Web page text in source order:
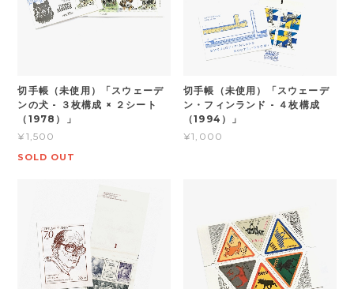
切手帳（未使用）「スウェーデ
ンの犬 - ３枚構成 × ２シート
（1978）」
¥1,500
SOLD OUT
切手帳（未使用）「スウェーデ
ン・フィンランド - ４枚構成
（1994）」
¥1,000